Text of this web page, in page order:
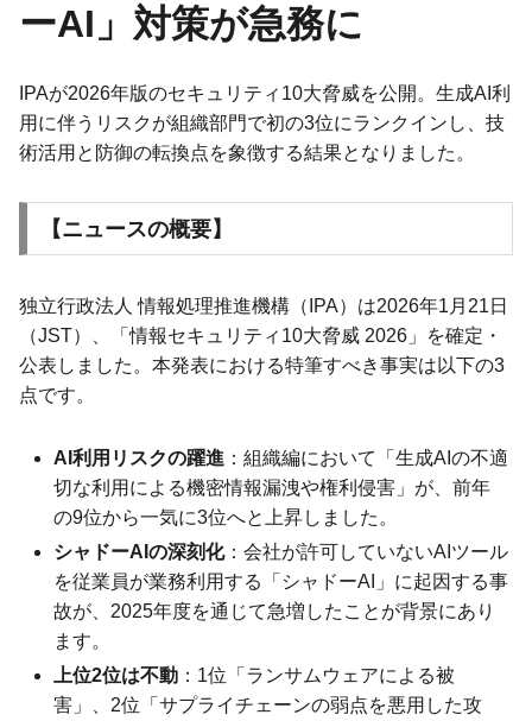
ーAI」対策が急務に
IPAが2026年版のセキュリティ10大脅威を公開。生成AI利
用に伴うリスクが組織部門で初の3位にランクインし、技
術活用と防御の転換点を象徴する結果となりました。
【ニュースの概要】
独立行政法人 情報処理推進機構（IPA）は2026年1月21日
（JST）、「情報セキュリティ10大脅威 2026」を確定・
公表しました。本発表における特筆すべき事実は以下の3
点です。
AI利用リスクの躍進 ：組織編において「生成AIの不適
切な利用による機密情報漏洩や権利侵害」が、前年
の9位から一気に3位へと上昇しました。
シャドーAIの深刻化：会社が許可していないAIツール
を従業員が業務利用する「シャドーAI」に起因する事
故が、2025年度を通じて急増したことが背景にあり
ます。
上位2位は不動 ：1位「ランサムウェアによる被
害」、2位「サプライチェーンの弱点を悪用した攻